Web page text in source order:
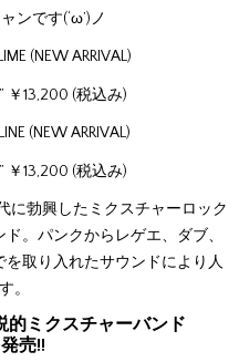
ンです(‘ω’)ノ
(NEW ARRIVAL)
￥13,200 (税込み)
(NEW ARRIVAL)
￥13,200 (税込み)
に勃興したミクスチャーロック
。パンクからレゲエ、ダブ、
取り入れたサウンドにより人
。
的ミクスチャーバンド
売!!